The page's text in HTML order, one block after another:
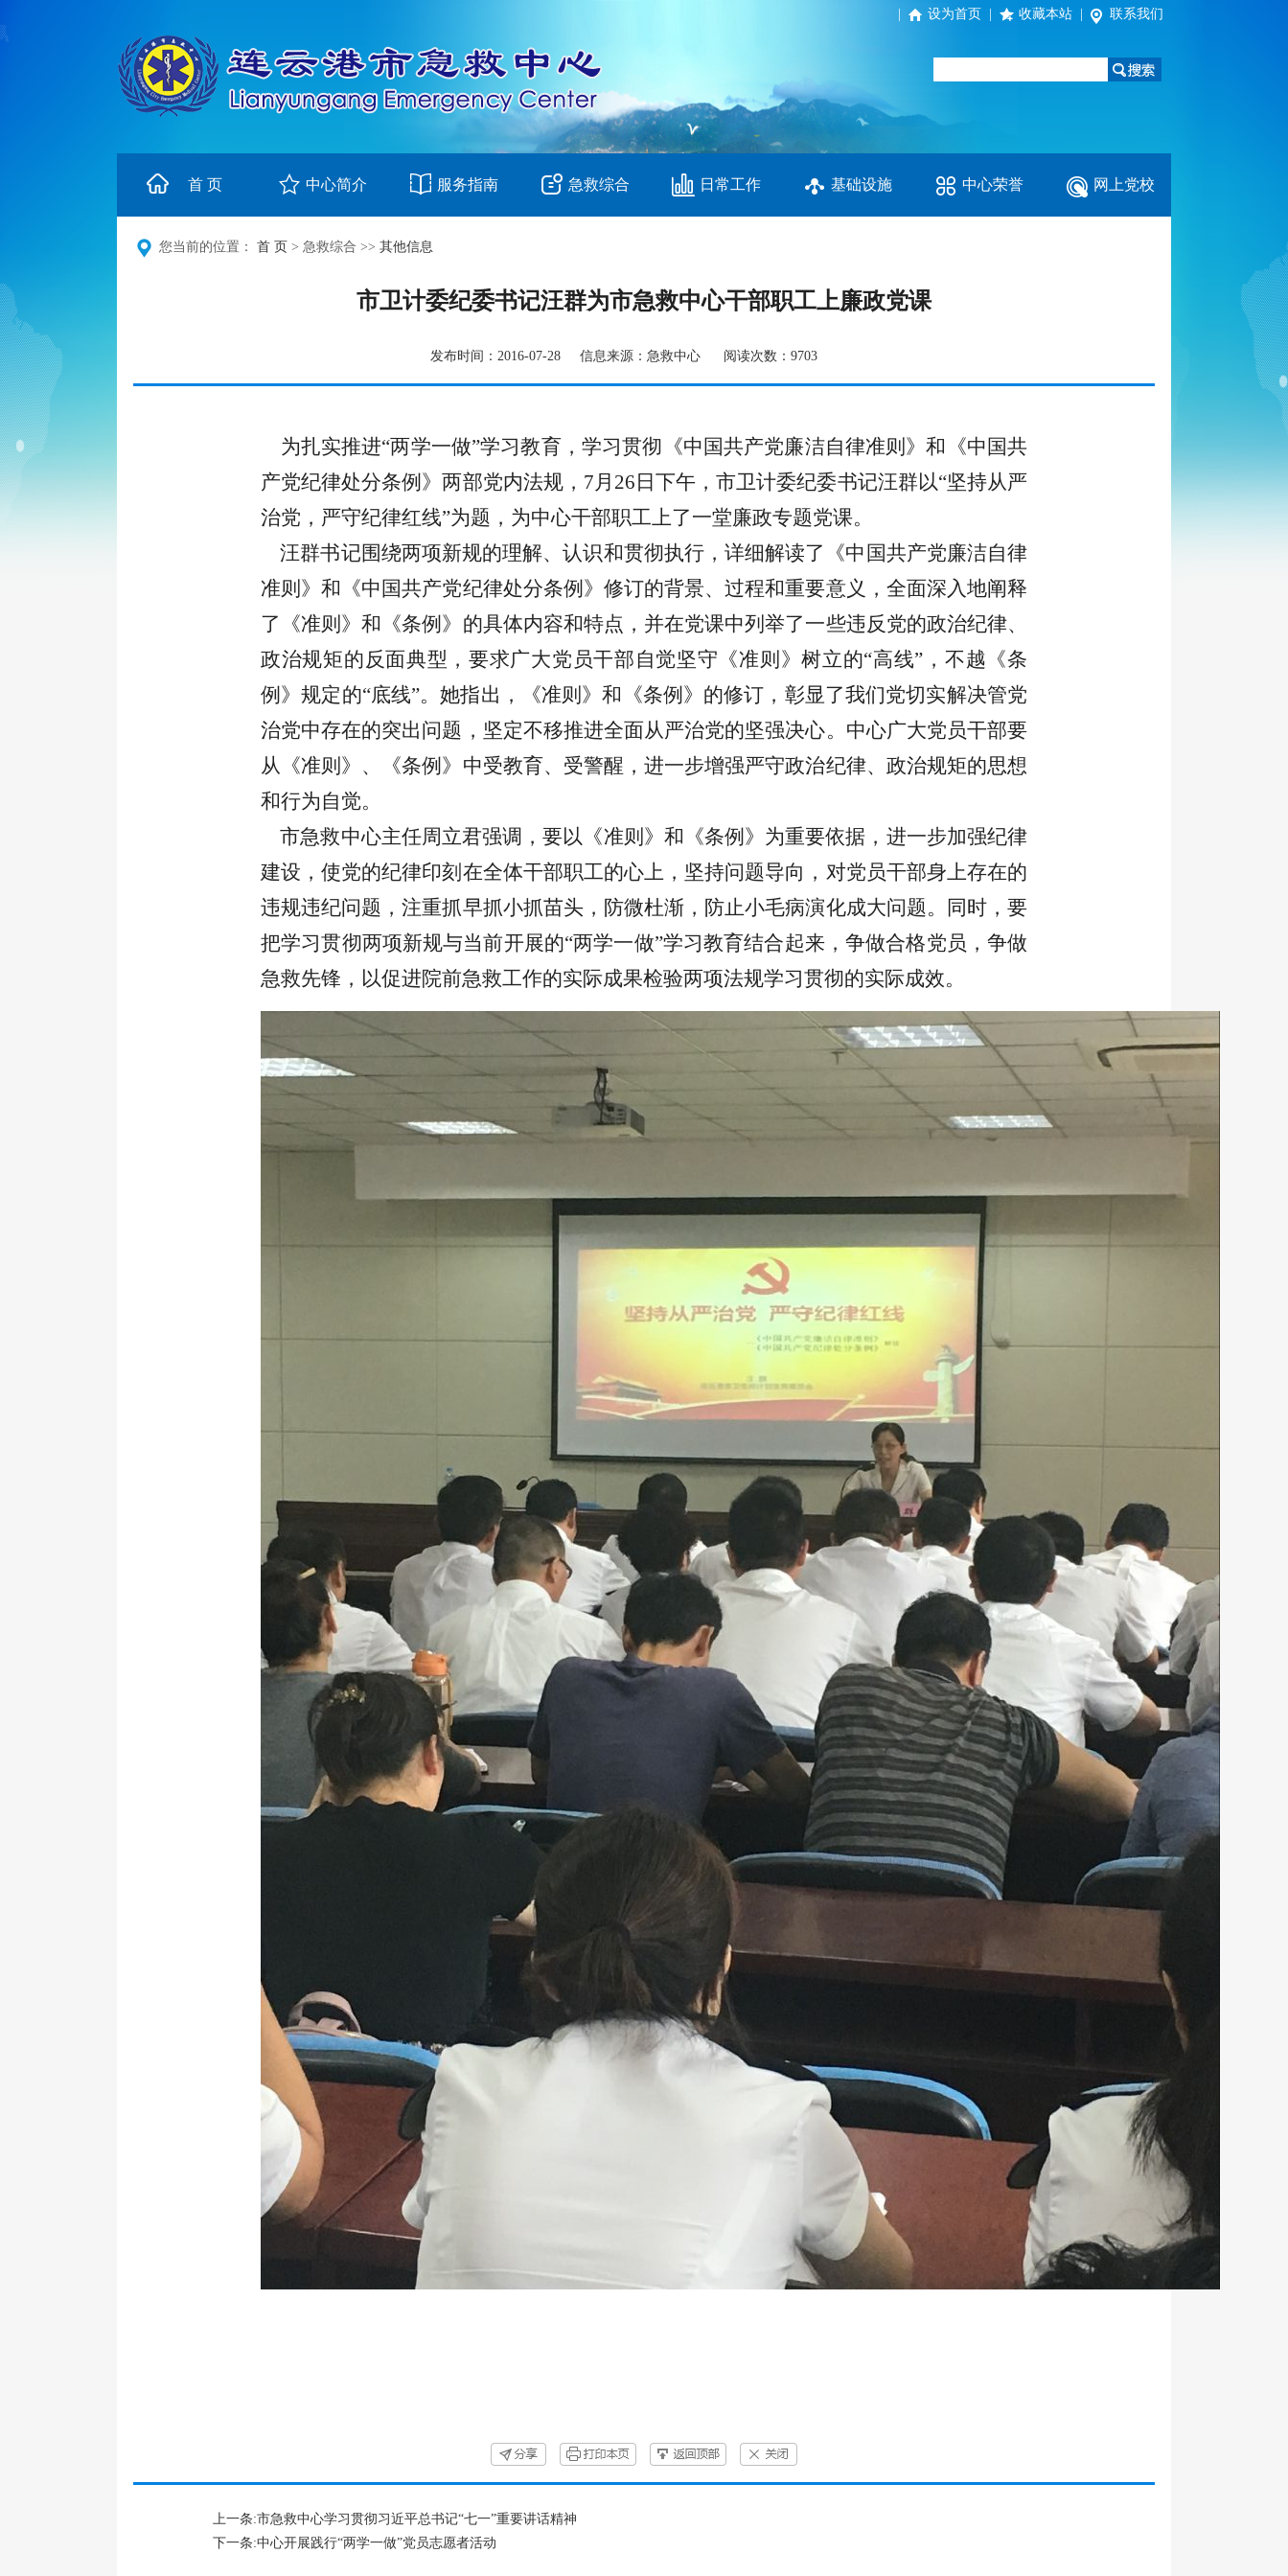
设为首页 收藏本站 联系我们
首 页 中心简介 服务指南 急救综合 日常工作 基础设施 中心荣誉 网上党校
您当前的位置： 首 页 > 急救综合 >> 其他信息
市卫计委纪委书记汪群为市急救中心干部职工上廉政党课
发布时间：2016-07-28 信息来源：急救中心 阅读次数：9703
为扎实推进“两学一做”学习教育，学习贯彻《中国共产党廉洁自律准则》和《中国共
产党纪律处分条例》两部党内法规，7月 26 日下午，市卫计委纪委书记汪群以“坚持从严
治党，严守纪律红线”为题，为中心干部职工上了一堂廉政专题党课。
汪群书记围绕两项新规的理解、认识和贯彻执行， 详细解读了《中国共产党廉洁自律
准则》和《中国共产党纪律处分条例》修订的背景、过程和重要意义，全面深入地阐释
了《准则》和《条例》的具体内容和特点 ， 并在党课中列举了一些违反党的政治纪律、
政治规矩的反面典型，要求广大党员干部 自觉坚守《准则》树立的“高线”，不越《条
例》规定的“底线”。她指出，《准则》和《条例》的修订，彰显了我们党切实解决管党
治党中存在的突出问题，坚定不移推进全面从严治党的坚强决心。 中心广大党员干部要
从 《准则》、《条例》中受教育、受警醒，进一步增强严守政治纪律、政治规矩的思想
和行为自觉。
市急救中心主任周立君强调 ，要以《准则》和《条例》为重要依据，进一步加强纪律
建设，使党的纪律印刻在全体干部职工的心上，坚持问题导向，对党员干部身上存在的
违规违纪问题，注重抓早抓小抓苗头，防微杜渐，防止小毛病演化成大问题。同时， 要
把学习贯彻两项新规与当前开展的“两学一做”学习教育结合起来， 争做合格党员，争做
急救先锋，以促进院前急救工作的实际成果检验两项法规学习贯彻的实际成效。
上一条:市急救中心学习贯彻习近平总书记“七一”重要讲话精神
下一条:中心开展践行“两学一做”党员志愿者活动